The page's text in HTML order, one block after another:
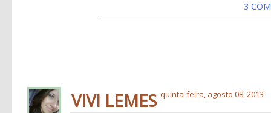
3
VIVI LEMES quinta-feira, agosto 08, 2013